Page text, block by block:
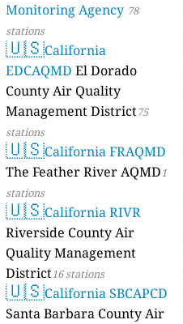
Monitoring Agency 78
stations
🇺🇸California
EDCAQMD El Dorado
County Air Quality
Management District75
stations
🇺🇸California FRAQMD
The Feather River AQMD1
stations
🇺🇸California RIVR
Riverside County Air
Quality Management
District16 stations
🇺🇸California SBCAPCD
Santa Barbara County Air